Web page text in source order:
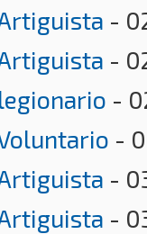
-
-
legionario -
-
-
-